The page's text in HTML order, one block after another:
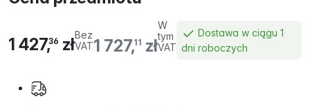
1 727,11 zł
W
tym
VAT
1 427,36 złBez
VAT
Dostawa w ciągu 1
dni roboczych